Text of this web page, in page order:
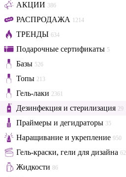
АКЦИИ 386
РАСПРОДАЖА 1214
ТРЕНДЫ 634
Подарочные сертификаты 5
Базы 526
Топы 213
Гель-лаки 2361
Дезинфекция и стерилизация 29
Праймеры и дегидраторы 35
Наращивание и укрепление 950
Гель-краски, гели для дизайна 62
Жидкости 86